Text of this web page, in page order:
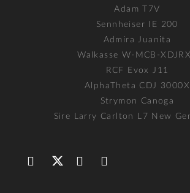
Adam T7V
Sennheiser IE 200
Admira Juanita
Walkasse W-MCB-
RCF Evox J11
AlphaTheta CDJ 3000X
Strymon Canoga
Sire Larry Carlton L7 New